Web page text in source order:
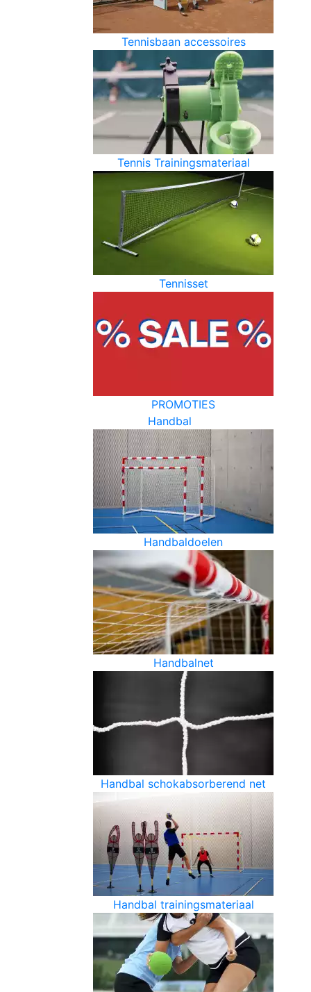
Tennisbaan accessoires
Tennis Trainingsmateriaal
Tennisset
PROMOTIES
Handbal
Handbaldoelen
Handbalnet
Handbal schokabsorberend net
Handbal trainingsmateriaal